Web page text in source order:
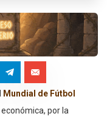
Mundial de Fútbol
por la